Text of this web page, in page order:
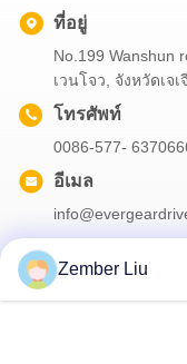
ที่อยู่
No.199 Wanshun
เวนโจว, จังหวัดเจ
โทรศัพท์
0086-577-
อีเมล
Zember Liu